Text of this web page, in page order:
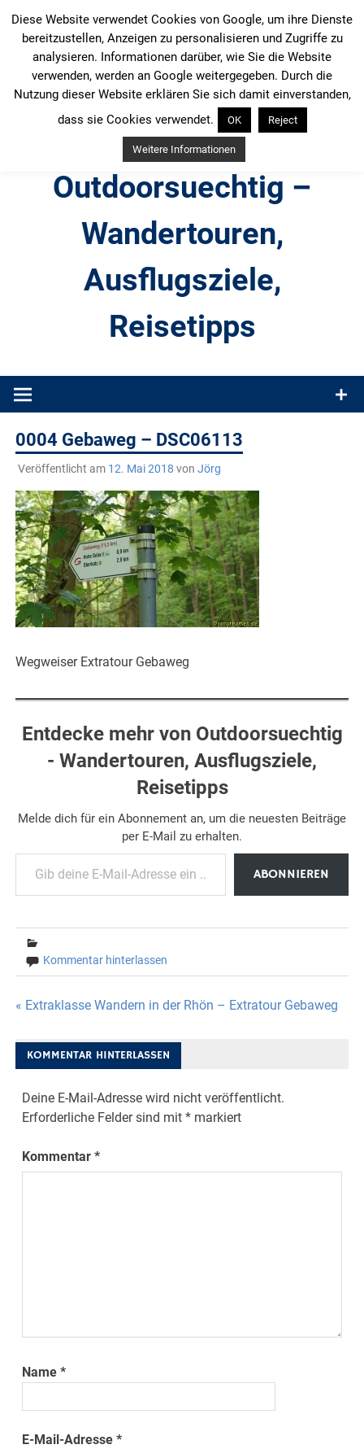
Inhalt
springen
Outdoorsuechtig –
Wandertouren,
Ausflugsziele,
Reisetipps
Produkttests und Buchrezensionen. Ein Blog für alle, die gern
0004 Gebaweg – DSC06113
Veröffentlicht am 12. Mai 2018 von Jörg
Wegweiser Extratour Gebaweg
Entdecke mehr von Outdoorsuechtig
- Wandertouren, Ausflugsziele,
Reisetipps
Melde dich für ein Abonnement an, um die neuesten Beiträge
per E-Mail zu erhalten.
Gib deine E-Mail-Adresse ein ...
ABONNIEREN
Kommentar hinterlassen
Beitragsnavigation
« Extraklasse Wandern in der Rhön – Extratour Gebaweg
KOMMENTAR HINTERLASSEN
Deine E-Mail-Adresse wird nicht veröffentlicht.
Erforderliche Felder sind mit* markiert
Kommentar*
Name*
E-Mail-Adresse*
Diese Website verwendet Cookies von Google, um ihre Dienste
bereitzustellen, Anzeigen zu personalisieren und Zugriffe zu
analysieren. Informationen darüber, wie Sie die Website
verwenden, werden an Google weitergegeben. Durch die
Nutzung dieser Website erklären Sie sich damit einverstanden,
dass sie Cookies verwendet.
OK Reject
Weitere Informationen